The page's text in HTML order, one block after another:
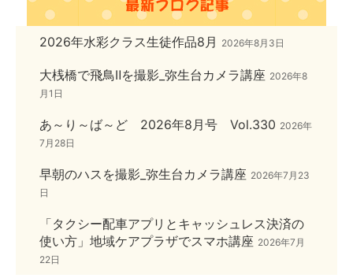
2026年水彩クラス生徒作品8月 2026年8月3日
大桟橋で飛鳥Ⅱを撮影_弥生台カメラ講座 2026年8
月1日
あ～り～ば～ど 2026年8月号 Vol.330 2026年
7月28日
早朝のハスを撮影_弥生台カメラ講座 2026年7月23
日
「タクシー配車アプリとキャッシュレス決済の
使い方」地域ケアプラザでスマホ講座 2026年7月
22日